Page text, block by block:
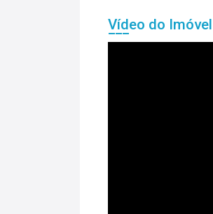
Vídeo do Imóvel